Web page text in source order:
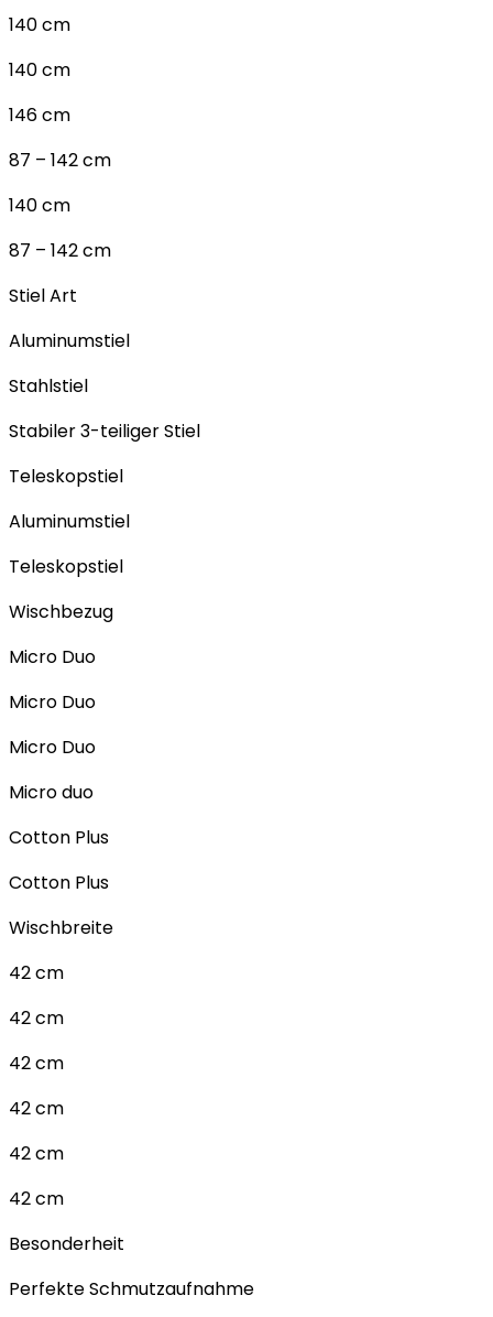
140 cm
140 cm
146 cm
87 – 142 cm
140 cm
87 – 142 cm
Stiel Art
Aluminumstiel
Stahlstiel
Stabiler 3-teiliger Stiel
Teleskopstiel
Aluminumstiel
Teleskopstiel
Wischbezug
Micro Duo
Micro Duo
Micro Duo
Micro duo
Cotton Plus
Cotton Plus
Wischbreite
42 cm
42 cm
42 cm
42 cm
42 cm
42 cm
Besonderheit
Perfekte Schmutzaufnahme